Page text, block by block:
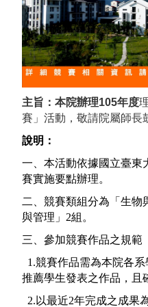
主旨：本院辦理105年度
賽」活動，敬請院屬師長
說明：
一、本活動依據國立臺東
賽實施要點辦理。
二、競賽類組分為「生物
與管理」 2組。
三、參加競賽作品之規範
1.競賽作品需為本院各
推薦學生發表之作品，且
2.以最近2年完成之成果